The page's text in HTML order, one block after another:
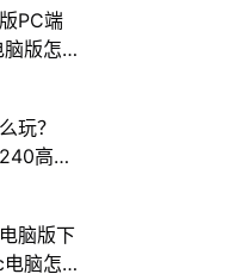
PC端
版怎
玩？
高帧
脑版下
脑怎